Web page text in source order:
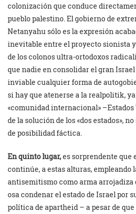
colonización que conduce
pueblo palestino. El gobierno de
Netanyahu sólo es la expresión
inevitable entre el proyecto sionista
de los colonos ultra-ortodoxos
que nadie en consolidar el gran
inviable cualquier forma de
si hay que atenerse a la realpolitik,
«comunidad internacional»
de la solución de los «dos estados»,
de posibilidad fáctica.
En quinto lugar,es sorprendente que
continúe, a estas alturas, empleando
antisemitismo como arma arrojadiza
osa condenar el estado de Israel por
política de apartheid – a pesar de